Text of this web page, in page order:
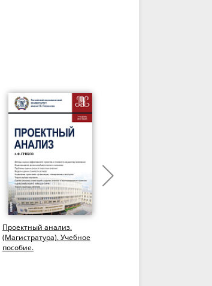
Проектный анализ.
(Магистратура). Учебное
пособие.